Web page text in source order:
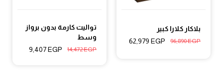
بلاكار كلارا كبير
96,890EGP
62,979 EGP
تواليت كارمة بدون برواز
وسط
14,472EGP
9,407EGP